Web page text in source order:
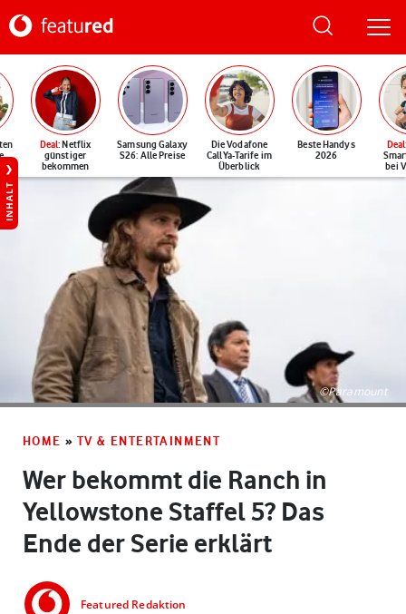
Deal: Netflix
günstiger
bekommen
Samsung Galaxy
S26: Alle Preise
Die Vodafone
CallYa-Tarife im
Überblick
Beste Handys
2026
Deal
bei
INHALT
©Paramount
HOME » TV & ENTERTAINMENT
Wer bekommt die Ranch in
Yellowstone Staffel 5? Das
Ende der Serie erklärt
Featured Redaktion